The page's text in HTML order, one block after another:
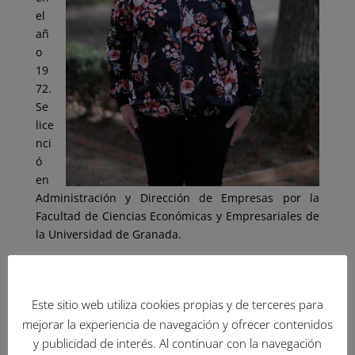
el
añ
o
19
72.
Se
lice
nci
ó
en
Administración y Dirección de Empresas por la
Facultad de Ciencias Económicas y Empresariales de
la Universidad de Granada.
profesora de Educación Secundaria, en la
especialidad de Economía.
En el año 2022 toma posesión como concejala en el
Este sitio web utiliza cookies propias y de terceres para
mejorar la experiencia de navegación y ofrecer contenidos
y publicidad de interés. Al continuar con la navegación